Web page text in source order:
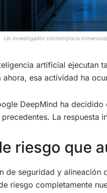
Un investigador contempla la
artificial ejecutan
esa actividad ha
DeepMind ha
La
riesgo que
de seguridad y
riesgo completamente